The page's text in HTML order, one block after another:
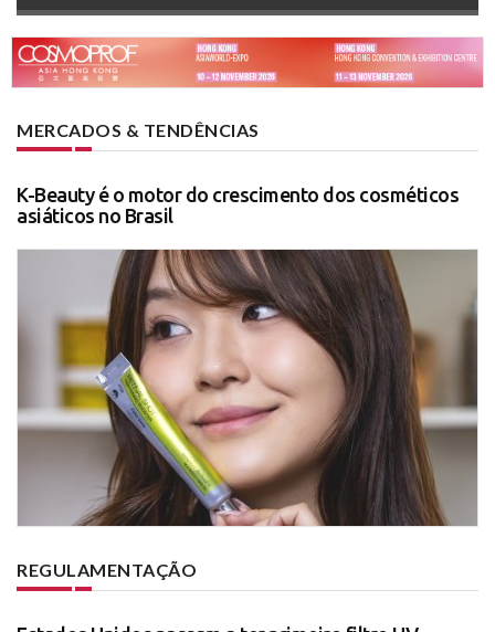
MERCADOS & TENDÊNCIAS
K-Beauty é o motor do crescimento dos cosméticos
asiáticos no Brasil
REGULAMENTAÇÃO